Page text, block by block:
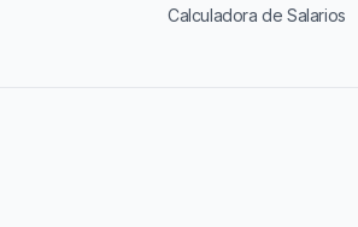
Calculadora de Salarios